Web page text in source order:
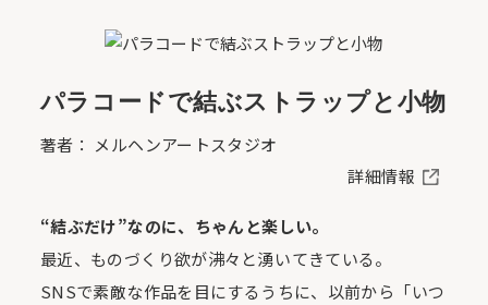
パラコードで結ぶストラップと小物
著者： メルヘンアートスタジオ
詳細情報
“結ぶだけ”なのに、ちゃんと楽しい。
最近、ものづくり欲が沸々と湧いてきている。
SNSで素敵な作品を目にするうちに、以前から「いつ